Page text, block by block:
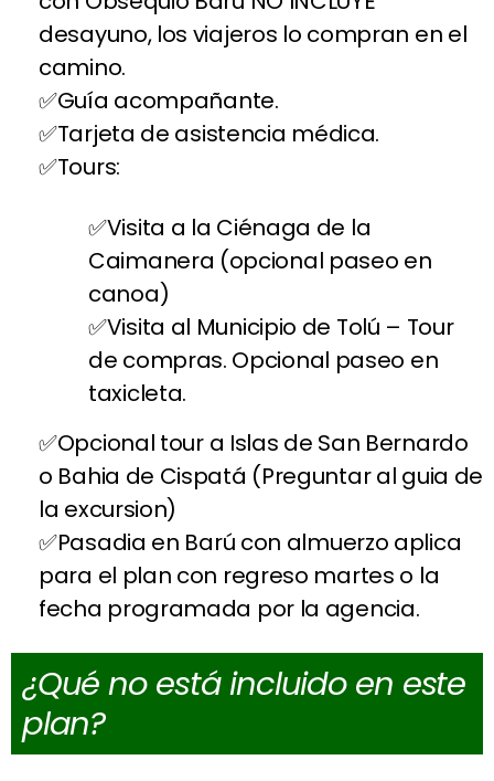
desayuno, los viajeros lo compran en el
camino.
Guía acompañante.
Tarjeta de asistencia médica.
Tours:
Visita a la Ciénaga de la
Caimanera (opcional paseo en
canoa)
Visita al Municipio de Tolú – Tour
de compras. Opcional paseo en
taxicleta.
Opcional tour a Islas de San Bernardo
o Bahia de Cispatá (Preguntar al guia de
la excursion)
Pasadia en Barú con almuerzo aplica
para el plan con regreso martes o la
fecha programada por la agencia.
¿Qué no está incluido en este
plan?